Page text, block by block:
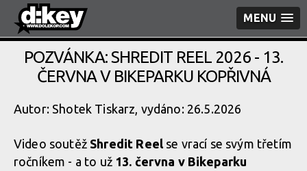
MENU
POZVÁNKA: SHREDIT REEL 2026 - 13.
ČERVNA V BIKEPARKU KOPŘIVNÁ
Autor: Shotek Tiskarz, vydáno: 26.5.2026
Video soutěž Shredit Reel se vrací se svým třetím
ročníkem - a to už 13. června v Bikeparku